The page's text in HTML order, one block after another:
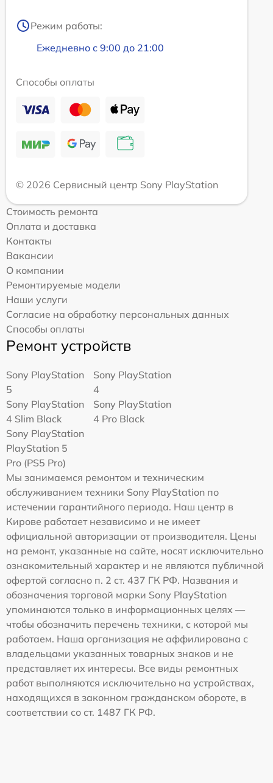
Режим работы:
Ежедневно с 9:00 до 21:00
Способы оплаты
© 2026 Сервисный центр Sony PlayStation
Стоимость ремонта
Оплата и доставка
Контакты
Вакансии
О компании
Ремонтируемые модели
Наши услуги
Согласие на обработку персональных данных
Способы оплаты
Ремонт устройств
Sony PlayStation
5
Sony PlayStation
4
Sony PlayStation
4 Slim Black
Sony PlayStation
4 Pro Black
Sony PlayStation
PlayStation 5
Pro (PS5 Pro)
Мы занимаемся ремонтом и техническим
обслуживанием техники Sony PlayStation по
истечении гарантийного периода. Наш центр в
Кирове работает независимо и не имеет
официальной авторизации от производителя. Цены
на ремонт, указанные на сайте, носят исключительно
ознакомительный характер и не являются публичной
офертой согласно п. 2 ст. 437 ГК РФ. Названия и
обозначения торговой марки Sony PlayStation
упоминаются только в информационных целях —
чтобы обозначить перечень техники, с которой мы
работаем. Наша организация не аффилирована с
владельцами указанных товарных знаков и не
представляет их интересы. Все виды ремонтных
работ выполняются исключительно на устройствах,
находящихся в законном гражданском обороте, в
соответствии со ст. 1487 ГК РФ.